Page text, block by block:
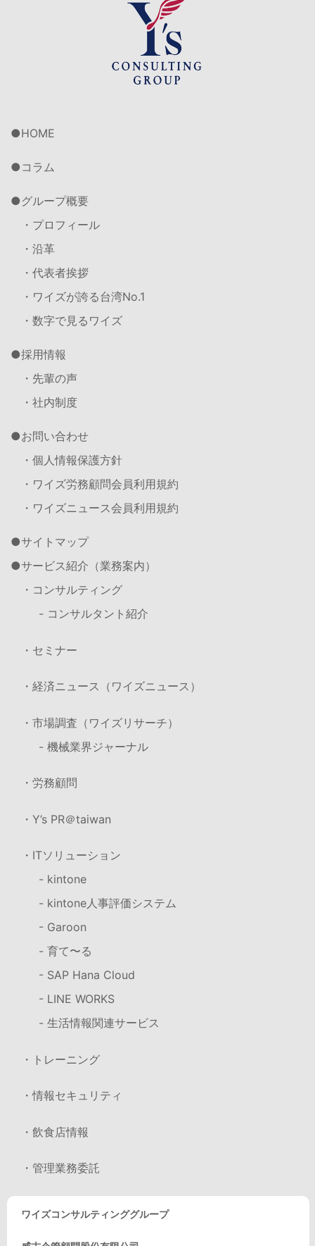
HOME
コラム
グループ概要
・プロフィール
・沿革
・代表者挨拶
・ワイズが誇る台湾No.1
・数字で見るワイズ
採用情報
・先輩の声
・社内制度
お問い合わせ
・個人情報保護方針
・ワイズ労務顧問会員利用規約
・ワイズニュース会員利用規約
サイトマップ
サービス紹介（業務案内）
・コンサルティング
- コンサルタント紹介
・セミナー
・経済ニュース（ワイズニュース）
・市場調査（ワイズリサーチ）
- 機械業界ジャーナル
・労務顧問
・Y’s PR＠taiwan
・ITソリューション
- kintone
- kintone人事評価システム
- Garoon
- 育て〜る
- SAP Hana Cloud
- LINE WORKS
- 生活情報関連サービス
・トレーニング
・情報セキュリティ
・飲食店情報
・管理業務委託
ワイズコンサルティンググループ